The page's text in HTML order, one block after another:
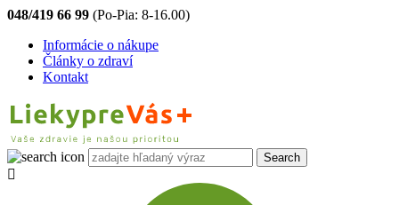
048/419 66 99 (Po-Pia: 8-16.00)
Informácie o nákupe
Články o zdraví
Kontakt